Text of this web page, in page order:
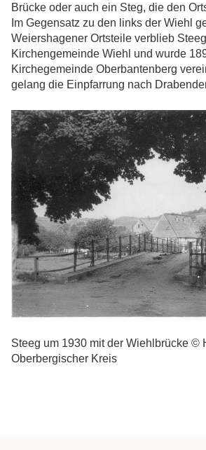
Brücke oder auch ein Steg, die den
Im Gegensatz zu den links der Wiehl
Weiershagener Ortsteile verblieb
Kirchengemeinde Wiehl und wurde
Kirchegemeinde Oberbantenberg
gelang die Einpfarrung nach
Steeg um 1930 mit der Wiehlbrücke ©
Oberbergischer Kreis